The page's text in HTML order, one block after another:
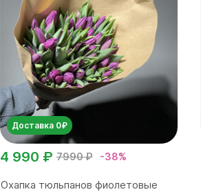
Доставка 0₽
7990 ₽ -38%
4 990 ₽
Охапка тюльпанов фиолетовые